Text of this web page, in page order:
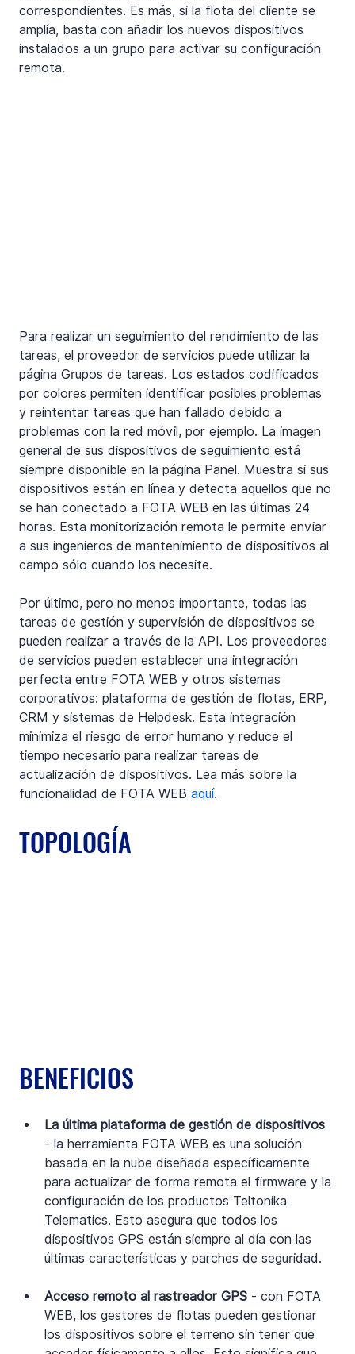
correspondientes. Es más, si la flota del cliente se
amplía, basta con añadir los nuevos dispositivos
instalados a un grupo para activar su configuración
remota.
Para realizar un seguimiento del rendimiento de las
tareas, el proveedor de servicios puede utilizar la
página Grupos de tareas. Los estados codificados
por colores permiten identificar posibles problemas
y reintentar tareas que han fallado debido a
problemas con la red móvil, por ejemplo. La imagen
general de sus dispositivos de seguimiento está
siempre disponible en la página Panel. Muestra si sus
dispositivos están en línea y detecta aquellos que no
se han conectado a FOTA WEB en las últimas 24
horas. Esta monitorización remota le permite enviar
a sus ingenieros de mantenimiento de dispositivos al
campo sólo cuando los necesite.
Por último, pero no menos importante, todas las
tareas de gestión y supervisión de dispositivos se
pueden realizar a través de la API. Los proveedores
de servicios pueden establecer una integración
perfecta entre FOTA WEB y otros sistemas
corporativos: plataforma de gestión de flotas, ERP,
CRM y sistemas de Helpdesk. Esta integración
minimiza el riesgo de error humano y reduce el
tiempo necesario para realizar tareas de
actualización de dispositivos. Lea más sobre la
funcionalidad de FOTA WEB aquí.
TOPOLOGÍA
BENEFICIOS
La última plataforma de gestión de dispositivos
- la herramienta FOTA WEB es una solución
basada en la nube diseñada específicamente
para actualizar de forma remota el firmware y la
configuración de los productos Teltonika
Telematics. Esto asegura que todos los
dispositivos GPS están siempre al día con las
últimas características y parches de seguridad.
Acceso remoto al rastreador GPS - con FOTA
WEB, los gestores de flotas pueden gestionar
los dispositivos sobre el terreno sin tener que